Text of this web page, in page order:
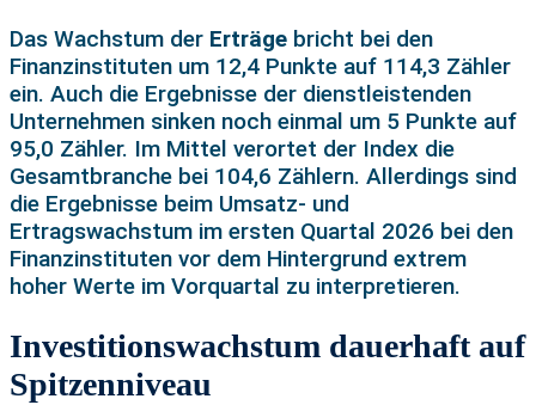
Das Wachstum der Erträge bricht bei den
Finanzinstituten um 12,4 Punkte auf 114,3 Zähler
ein. Auch die Ergebnisse der dienstleistenden
Unternehmen sinken noch einmal um 5 Punkte auf
95,0 Zähler. Im Mittel verortet der Index die
Gesamtbranche bei 104,6 Zählern. Allerdings sind
die Ergebnisse beim Umsatz- und
Ertragswachstum im ersten Quartal 2026 bei den
Finanzinstituten vor dem Hintergrund extrem
hoher Werte im Vorquartal zu interpretieren.
Investitionswachstum dauerhaft auf
Spitzenniveau